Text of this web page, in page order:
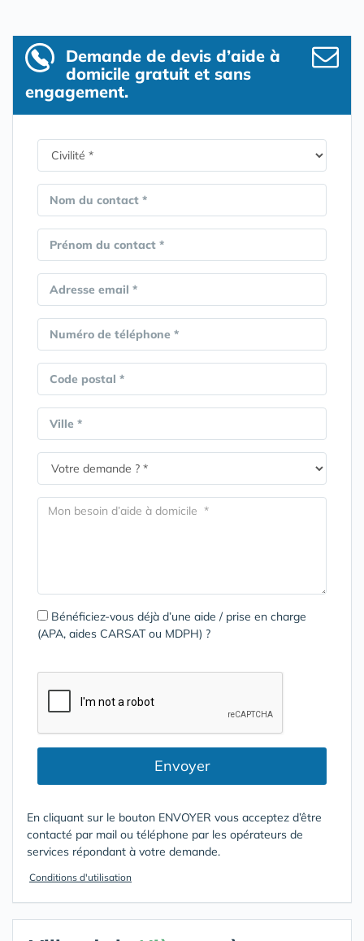
Demande de devis d’aide à
domicile gratuit et sans
engagement.
Nom du contact *
Prénom du contact *
Adresse email *
Numéro de téléphone *
Code postal *
Ville *
Bénéficiez-vous déjà d’une aide / prise en charge
(APA, aides CARSAT ou MDPH) ?
Envoyer
En cliquant sur le bouton ENVOYER vous acceptez d’être
contacté par mail ou téléphone par les opérateurs de
services répondant à votre demande.
Conditions d'utilisation